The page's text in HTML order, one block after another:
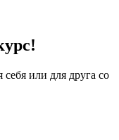
или для друга со